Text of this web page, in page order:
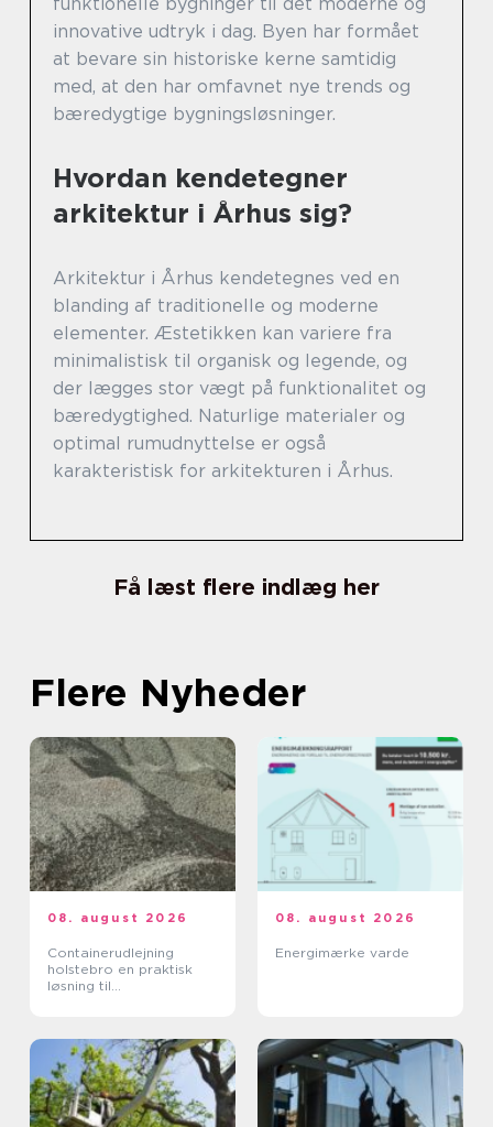
funktionelle bygninger til det moderne og
innovative udtryk i dag. Byen har formået
at bevare sin historiske kerne samtidig
med, at den har omfavnet nye trends og
bæredygtige bygningsløsninger.
Hvordan kendetegner
arkitektur i Århus sig?
Arkitektur i Århus kendetegnes ved en
blanding af traditionelle og moderne
elementer. Æstetikken kan variere fra
minimalistisk til organisk og legende, og
der lægges stor vægt på funktionalitet og
bæredygtighed. Naturlige materialer og
optimal rumudnyttelse er også
karakteristisk for arkitekturen i Århus.
Få læst flere indlæg her
Flere Nyheder
08. august 2026
Containerudlejning
holstebro en praktisk
løsning til
08. august 2026
Energimærke varde